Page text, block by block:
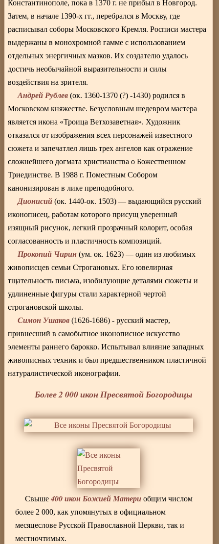
Константинополе, пока в 1370 г. не прибыл в Новгород.
Затем, в начале 1390-х гг., перебрался в Москву, где
расписывал соборы Московского Кремля. Росписи мастера
выдержаны в монохромной гамме с использованием
отдельных энергичных мазков. Их создателю удалось
достичь необычайной выразительности и силы
воздействия на зрителя.
Андрей Рублев (ок. 1360-1370 (?) -1430) родился в
Московском княжестве. Безусловным шедевром мастера
является икона «Троица Ветхозаветная». Художник
отказался от изображения всех персонажей известного
сюжета и запечатлел лишь трех ангелов как отражение
сложнейшего догмата христианства о Божественном
Триединстве. В 1988 г. Поместным Собором
канонизирован в лике преподобного.
Дионисий (ок. 1440-ок. 1503) — выдающийся русский
иконописец, работам которого присущ уверенный
изящный рисунок, легкий прозрачный колорит, особая
согласованность и пластичность композиций.
Прокопий Чирин (ум. ок. 1623) — один из любимых
живописцев семьи Строгановых. Его ювелирная
тщательность письма, изобилующие деталями сюжеты и
удлиненные фигуры стали характерной чертой
строгановской школы.
Симон Ушаков (1626-1686) - русский мастер,
привнесший в самобытное иконописное искусство
элементы раннего барокко. Испытывал влияние западных
живописных техник и был предшественником пластичной
натуралистической иконографии.
Более 2 000 икон Пресвятой Богородицы
Свыше400 икон Божией Матери общим числом
более 2 000, как упомянутых в официальном
месяцеслове Русской Православной Церкви, так и
местночтимых.